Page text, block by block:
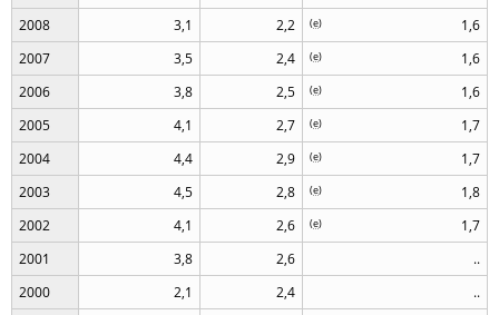
2008 3,1 2,2 1,6
(e)
2007 3,5 2,4 1,6
(e)
2006 3,8 2,5 1,6
(e)
2005 4,1 2,7 1,7
(e)
2004 4,4 2,9 1,7
(e)
2003 4,5 2,8 1,8
(e)
2002 4,1 2,6 1,7
(e)
2001 3,8 2,6
..
2000
2,1 2,4
..